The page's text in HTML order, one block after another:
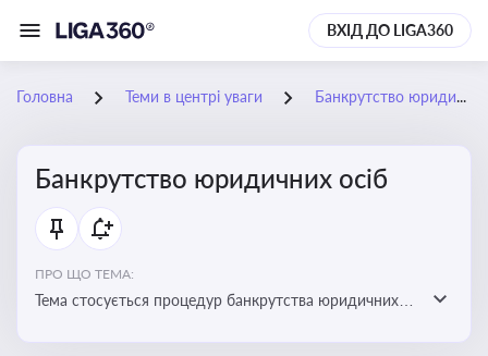
ВХІД ДО LIGA360
Головна Теми в центрі уваги Банкрутство юридичних осіб
Банкрутство юридичних осіб
ПРО ЩО ТЕМА:
Тема стосується процедур банкрутства юридичних